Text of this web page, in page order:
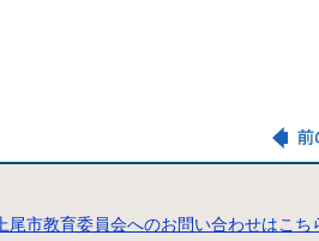
上尾市教育委員会へのお問い合わせはこち